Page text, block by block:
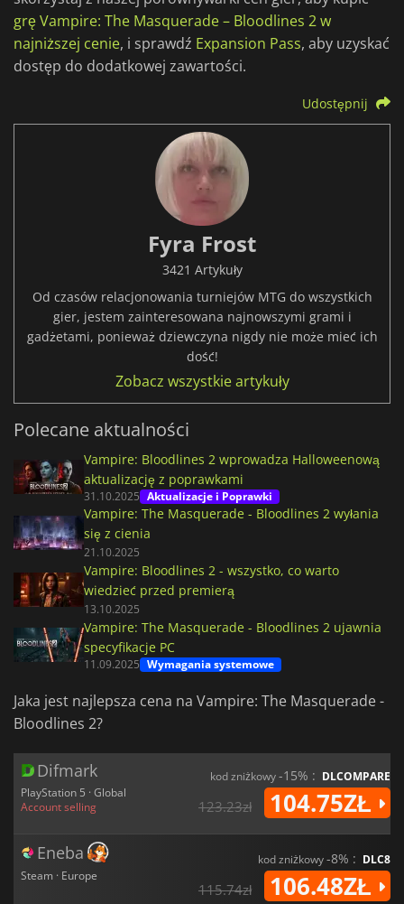
grę Vampire: The Masquerade – Bloodlines 2 w
najniższej cenie, i sprawdź Expansion Pass, aby uzyskać
dostęp do dodatkowej zawartości.
Udostępnij
Fyra Frost
3421 Artykuły
Od czasów relacjonowania turniejów MTG do wszystkich
gier, jestem zainteresowana najnowszymi grami i
gadżetami, ponieważ dziewczyna nigdy nie może mieć ich
dość!
Zobacz wszystkie artykuły
Polecane aktualności
Vampire: Bloodlines 2 wprowadza Halloweenową
aktualizację z poprawkami
31.10.2025 Aktualizacje i Poprawki
Vampire: The Masquerade - Bloodlines 2 wyłania
się z cienia
21.10.2025
Vampire: Bloodlines 2 - wszystko, co warto
wiedzieć przed premierą
13.10.2025
Vampire: The Masquerade - Bloodlines 2 ujawnia
specyfikacje PC
11.09.2025 Wymagania systemowe
Jaka jest najlepsza cena na Vampire: The Masquerade -
Bloodlines 2?
Difmark
PlayStation 5 · Global
Account selling
kod zniżkowy-15% : DLCOMPARE
123.23zł 104.75ZŁ
Eneba
Steam · Europe
kod zniżkowy-8% : DLC8
115.74zł 106.48ZŁ